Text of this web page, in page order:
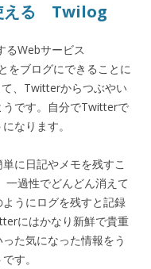
える Twilog
るWebサービス
をブログにできることに
、Twitterからつぶやい
うです。自分でTwitterで
なります。
に日記やメモを残すこ
過性でどんどん消えて
うにログを残すと記録
にはかなり新鮮で貴重
た気になった情報をう
す。